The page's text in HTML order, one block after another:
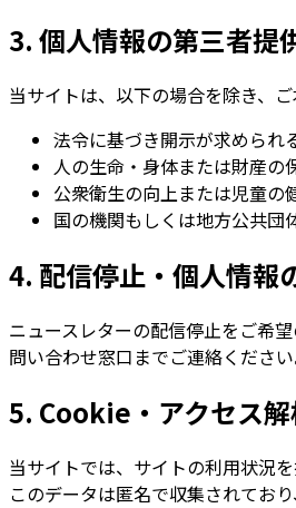
3. 個人情報の第三者提
当サイトは、以下の場合を除き、
法令に基づき開示が求められ
人の生命・身体または財産の
公衆衛生の向上または児童の
国の機関もしくは地方公共団
4. 配信停止・個人情報
ニュースレターの配信停止をご希
問い合わせ窓口までご連絡くださ
5. Cookie・アクセス
当サイトでは、サイトの利用状況
このデータは匿名で収集されてお